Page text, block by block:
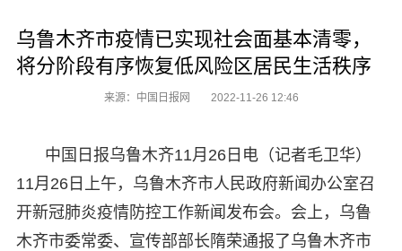
乌鲁木齐市疫情已实现社会面基本清零，
将分阶段有序恢复低风险区居民生活秩序
来源：中国日报网 2022-11-26 12:46
中国日报乌鲁木齐11月26日电（记者毛卫华）
11月26日上午，乌鲁木齐市人民政府新闻办公室召
开新冠肺炎疫情防控工作新闻发布会。会上，乌鲁
木齐市委常委、宣传部部长隋荣通报了乌鲁木齐市